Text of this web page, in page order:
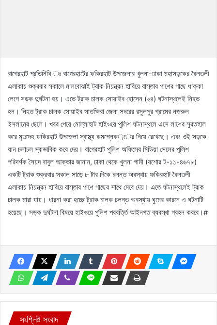
বাগেরহাট প্রতিনিধি ঃ বাগেরহাটের ফকিরহাট উপজেলার খুলনা-ঢাকা মহাসড়কের বৈলতলী
এলাকায় শুক্রবার সকালে মালবোঝাই ট্রাক নিয়ন্ত্রন হারিয়ে রাস্তার পাশের গাছে ধাক্কা
লেগে সড়ক দুর্ঘটনা হয়। এতে ট্রাক চালক সোয়াইব হোসেন (২৪) ঘটনাস্থলেই নিহত
হন। নিহত ট্রাক চালক সোয়াইব সাতক্ষিরা জেলা সদরের রসুলপুর গ্রামের নজরুল
ইসলামের ছেলে। খবর পেয়ে মোল্লাহাট হাইওয়ে পুলিশ ঘটনাস্থলে এসে লাশের সুরতহাল
করে মৃতদেহ ফকিরহাট উপজেলা স্বাস্থ্য কমপ্লেক্্ের নিয়ে রেখেছে। এবং ওই সড়কে
যান চলাচল স্বাভাবিক করে দেয়। বাগেরহাট পুলিশ অফিসের মিডিয়া সেলের পুলিশ
পরিদর্শক সৈয়দ বাবুল আক্তার জানান, ঢাকা থেকে খুলনা গামী (যশোর ট-১১-৪৬৭৮)
একটি ট্রাক শুক্রবার সকাল সাড়ে ৮ টার দিকে চলন্ত অবস্থায় ফকিরহাট বৈলতলী
এলাকায় নিয়ন্ত্রন হারিয়ে রাস্তার পাশে গাছের সাথে মেরে দেয়। এতে ঘটনাস্থলেই ট্রাক
চালক মারা যায়। ধারনা করা হচ্ছে ট্রাক চালক চলন্ত অবস্থায় ঘুমের কারনে এ ঘটনাটি
হয়েছে। সড়ক দুর্ঘটনা বিষয়ে হাইওয়ে পুলিশ পরবর্ত্তি আইনগত ব্যবস্থা গ্রহন করবে।#
সংশ্লিষ্ট সংবাদ